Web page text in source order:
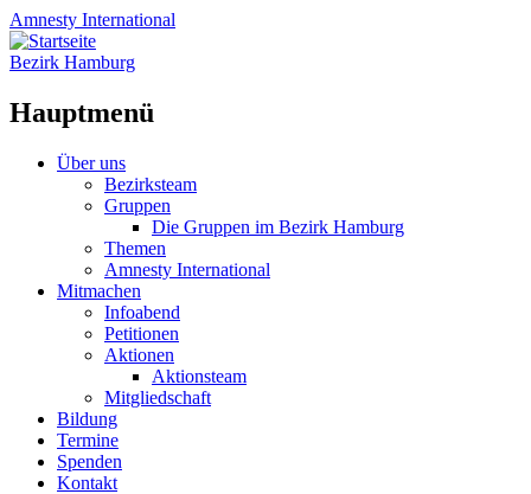
Amnesty International
Bezirk Hamburg
Hauptmenü
Zum
Über uns
Bezirksteam
Gruppen
Die Gruppen im Bezirk Hamburg
Themen
Amnesty International
Mitmachen
Infoabend
Petitionen
Aktionen
Aktionsteam
Mitgliedschaft
Bildung
Termine
Spenden
Kontakt